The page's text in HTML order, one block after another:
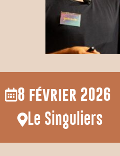
8 février 2026
Le Singuliers